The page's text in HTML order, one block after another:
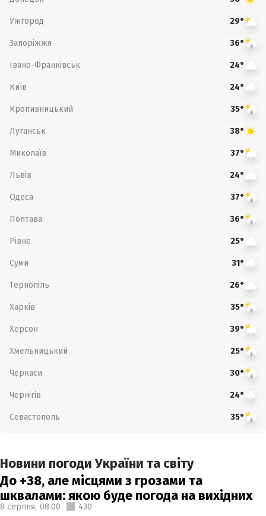
Ужгород 29°
Запоріжжя 36°
Івано-Франківськ 24°
Київ 24°
Кропивницький 35°
Луганськ 38°
Миколаїв 37°
Львів 24°
Одеса 37°
Полтава 36°
Рівне 25°
Суми 31°
Тернопіль 26°
Харків 35°
Херсон 39°
Хмельницький 25°
Черкаси 30°
Чернігів 24°
Севастополь 35°
Новини погоди України та світу
До +38, але місцями з грозами та
шквалами: якою буде погода на вихідних
8 серпня, 08:00 430